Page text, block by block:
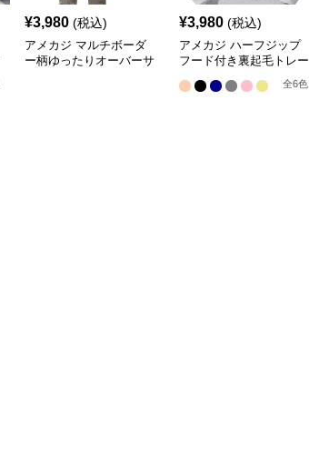
¥3,980 (税込)
アメカジ マルチボーダ
ー柄ゆったりオーバーサ
¥3,980 (税込)
アメカジ ハーフジップ
フード付き裏起毛トレー
全6色